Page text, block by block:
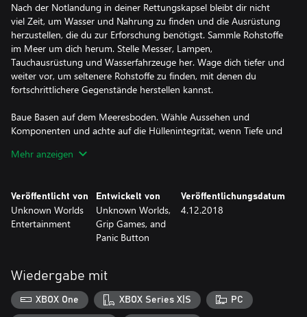
Nach der Notlandung in deiner Rettungskapsel bleibt dir nicht
viel Zeit, um Wasser und Nahrung zu finden und die Ausrüstung
herzustellen, die du zur Erforschung benötigst. Sammle Rohstoffe
im Meer um dich herum. Stelle Messer, Lampen,
Tauchausrüstung und Wasserfahrzeuge her. Wage dich tiefer und
weiter vor, um seltenere Rohstoffe zu finden, mit denen du
fortschrittlichere Gegenstände herstellen kannst.
Baue Basen auf dem Meeresboden. Wähle Aussehen und
Komponenten und achte auf die Hüllenintegrität, wenn Tiefe und
Rohstoffen, Parken von Fahrzeugen und Auffüllen von
Mehr anzeigen
Veröffentlicht von
Unknown Worlds
Entertainment
Entwickelt von
Unknown Worlds,
Grip Games, and
Panic Button
Veröffentlichungsdatum
4.12.2018
Wiedergabe mit
XBOX One XBOX Series X|S PC